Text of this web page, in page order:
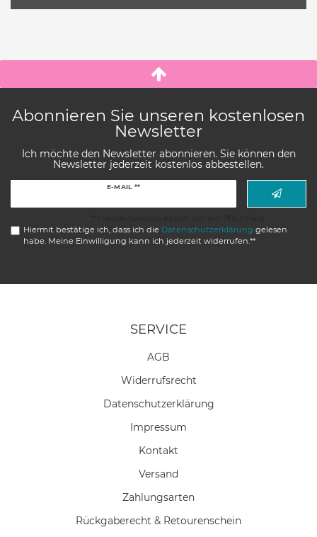
Abonnieren Sie unseren kostenlosen
Newsletter
Ich möchte den Newsletter abonnieren. Sie können den
Newsletter jederzeit kostenlos abbestellen.
E-MAIL **
Hiermit bestätige ich, dass ich die Daten­schutz­erklärung gelesen
habe. Meine Einwilligung kann ich jederzeit widerrufen.**
SERVICE
AGB
Widerrufs­recht
Daten­schutz­erklärung
Impressum
Kontakt
Versand
Zahlungsarten
Rückgaberecht & Retourenschein